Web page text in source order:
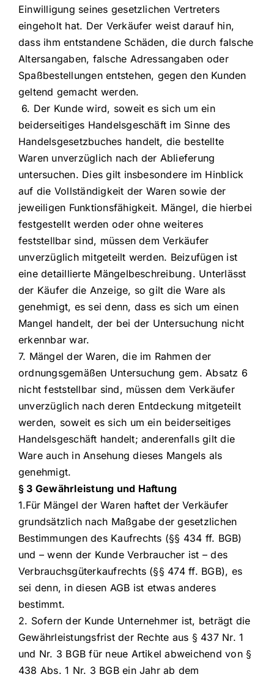
Einwilligung seines gesetzlichen Vertreters
eingeholt hat. Der Verkäufer weist darauf hin,
dass ihm entstandene Schäden, die durch falsche
Altersangaben, falsche Adressangaben oder
Spaßbestellungen entstehen, gegen den Kunden
geltend gemacht werden.
6. Der Kunde wird, soweit es sich um ein
beiderseitiges Handelsgeschäft im Sinne des
Handelsgesetzbuches handelt, die bestellte
Waren unverzüglich nach der Ablieferung
untersuchen. Dies gilt insbesondere im Hinblick
auf die Vollständigkeit der Waren sowie der
jeweiligen Funktionsfähigkeit. Mängel, die hierbei
festgestellt werden oder ohne weiteres
feststellbar sind, müssen dem Verkäufer
unverzüglich mitgeteilt werden. Beizufügen ist
eine detaillierte Mängelbeschreibung. Unterlässt
der Käufer die Anzeige, so gilt die Ware als
genehmigt, es sei denn, dass es sich um einen
Mangel handelt, der bei der Untersuchung nicht
erkennbar war.
7. Mängel der Waren, die im Rahmen der
ordnungsgemäßen Untersuchung gem. Absatz 6
nicht feststellbar sind, müssen dem Verkäufer
unverzüglich nach deren Entdeckung mitgeteilt
werden, soweit es sich um ein beiderseitiges
Handelsgeschäft handelt; anderenfalls gilt die
Ware auch in Ansehung dieses Mangels als
genehmigt.
§ 3 Gewährleistung und Haftung
1.Für Mängel der Waren haftet der Verkäufer
grundsätzlich nach Maßgabe der gesetzlichen
Bestimmungen des Kaufrechts (§§ 434 ff. BGB)
und – wenn der Kunde Verbraucher ist – des
Verbrauchsgüterkaufrechts (§§ 474 ff. BGB), es
sei denn, in diesen AGB ist etwas anderes
bestimmt.
2. Sofern der Kunde Unternehmer ist, beträgt die
Gewährleistungsfrist der Rechte aus § 437 Nr. 1
und Nr. 3 BGB für neue Artikel abweichend von §
438 Abs. 1 Nr. 3 BGB ein Jahr ab dem